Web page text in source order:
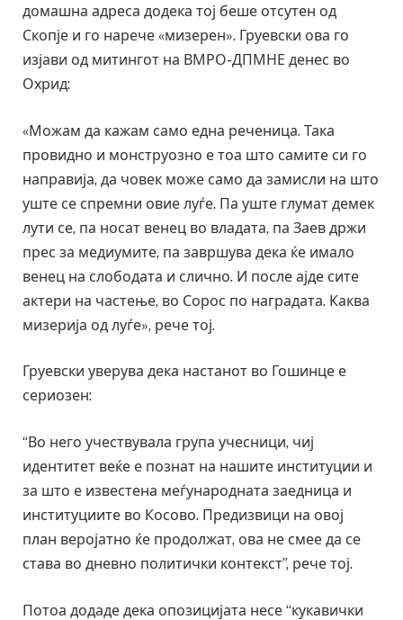
домашна адреса додека тој беше отсутен од
Скопје и го нарече «мизерен». Груевски ова го
изјави од митингот на ВМРО-ДПМНЕ денес во
Охрид:
«Можам да кажам само една реченица. Така
провидно и монструозно е тоа што самите си го
направија, да човек може само да замисли на што
уште се спремни овие луѓе. Па уште глумат демек
лути се, па носат венец во владата, па Заев држи
прес за медиумите, па завршува дека ќе имало
венец на слободата и слично. И после ајде сите
актери на частење, во Сорос по наградата. Каква
мизерија од луѓе», рече тој.
Груевски уверува дека настанот во Гошинце е
сериозен:
“Во него учествувала група учесници, чиј
идентитет веќе е познат на нашите институции и
за што е известена меѓународната заедница и
институциите во Косово. Предизвици на овој
план веројатно ќе продолжат, ова не смее да се
става во дневно политички контекст”, рече тој.
Потоа додаде дека опозицијата несе “кукавички